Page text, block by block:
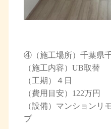
④（施工場所）千葉県
（施工内容）UB取替
（工期）４日
（費用目安）122万円
（設備）マンションリ
プ